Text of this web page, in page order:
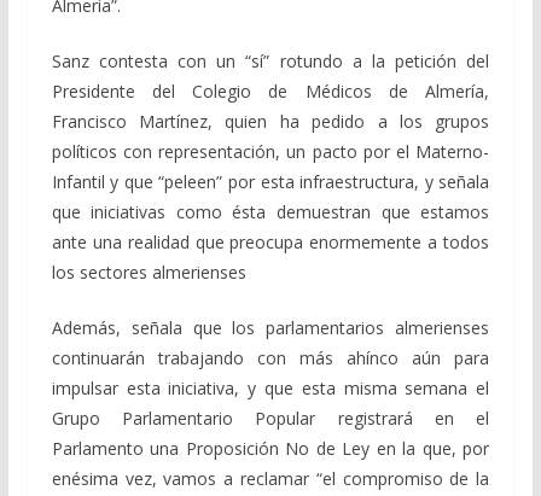
Almería”.
Sanz contesta con un “sí” rotundo a la petición del
Presidente del Colegio de Médicos de Almería,
Francisco Martínez, quien ha pedido a los grupos
políticos con representación, un pacto por el Materno-
Infantil y que “peleen” por esta infraestructura, y señala
que iniciativas como ésta demuestran que estamos
ante una realidad que preocupa enormemente a todos
los sectores almerienses
Además, señala que los parlamentarios almerienses
continuarán trabajando con más ahínco aún para
impulsar esta iniciativa, y que esta misma semana el
Grupo Parlamentario Popular registrará en el
Parlamento una Proposición No de Ley en la que, por
enésima vez, vamos a reclamar “el compromiso de la